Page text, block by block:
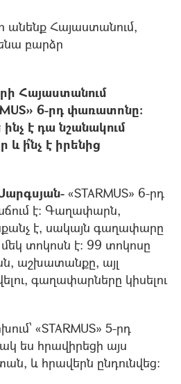
անենք Հայաստանում,
բարձր
Հայաստանում
6-րդ փառատոնը:
է դա նշանակում
ի՞նչ է իրենից
«STARMUS» 6-րդ
է: Գաղափարն,
է, սակայն գաղափարը
տոկոսն է: 99 տոկոսը
աշխատանքը, այլ
գաղափարները կիսելու
«STARMUS» 5-րդ
ես հրավիրեցի այս
և հրավերն ընդունվեց: